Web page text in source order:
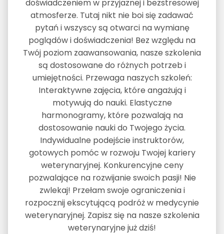
doświadczeniem w przyjaznej i bezstresowej
atmosferze. Tutaj nikt nie boi się zadawać
pytań i wszyscy są otwarci na wymianę
poglądów i doświadczenia! Bez względu na
Twój poziom zaawansowania, nasze szkolenia
są dostosowane do różnych potrzeb i
umiejętności. Przewaga naszych szkoleń:
Interaktywne zajęcia, które angażują i
motywują do nauki. Elastyczne
harmonogramy, które pozwalają na
dostosowanie nauki do Twojego życia.
Indywidualne podejście instruktorów,
gotowych pomóc w rozwoju Twojej kariery
weterynaryjnej. Konkurencyjne ceny
pozwalające na rozwijanie swoich pasji! Nie
zwlekaj! Przełam swoje ograniczenia i
rozpocznij ekscytującą podróż w medycynie
weterynaryjnej. Zapisz się na nasze szkolenia
weterynaryjne już dziś!